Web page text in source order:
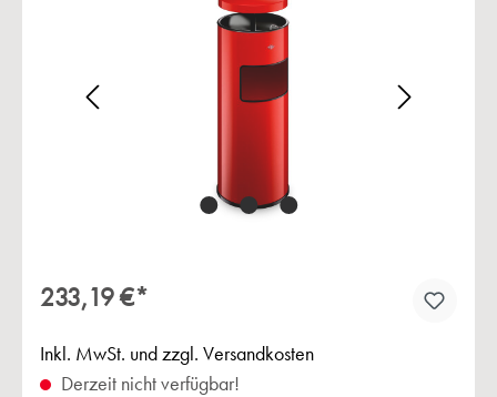
Bildergalerie überspringen
233,19 €*
Inkl. MwSt. und zzgl. Versandkosten
Derzeit nicht verfügbar!